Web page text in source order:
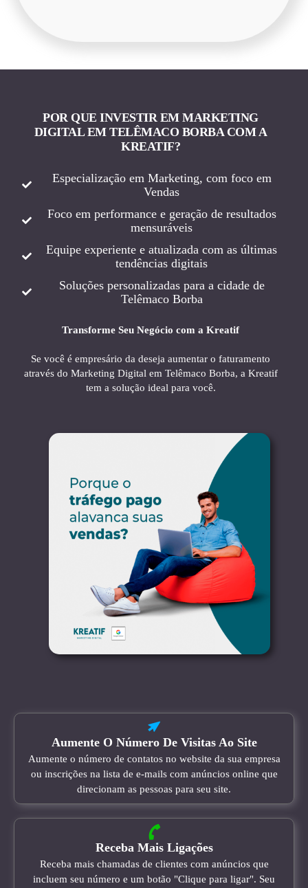
POR QUE INVESTIR EM MARKETING
DIGITAL EM TELÊMACO BORBA COM A
KREATIF?
Especialização em Marketing, com foco em
Vendas
Foco em performance e geração de resultados
mensuráveis
Equipe experiente e atualizada com as últimas
tendências digitais
Soluções personalizadas para a cidade de
Telêmaco Borba
Transforme Seu Negócio com a Kreatif
Se você é empresário da deseja aumentar o faturamento
através do Marketing Digital em Telêmaco Borba, a Kreatif
tem a solução ideal para você.
Aumente O Número De Visitas Ao Site
Aumente o número de contatos no website da sua empresa
ou inscrições na lista de e-mails com anúncios online que
direcionam as pessoas para seu site.
Receba Mais Ligações
Receba mais chamadas de clientes com anúncios que
incluem seu número e um botão "Clique para ligar". Seu